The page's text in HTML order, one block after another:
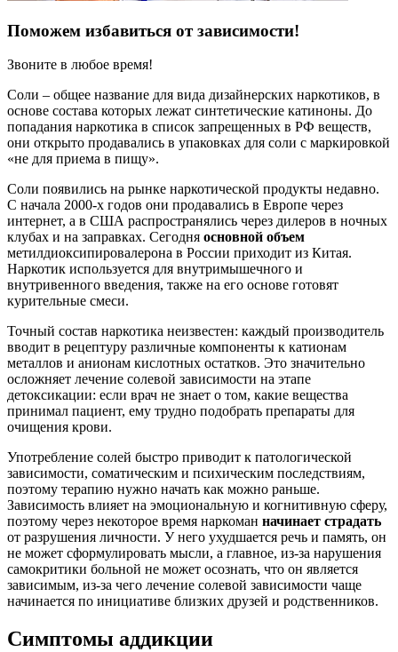
Поможем избавиться от зависимости!
Звоните в любое время!
Соли – общее название для вида дизайнерских наркотиков, в
основе состава которых лежат синтетические катиноны. До
попадания наркотика в список запрещенных в РФ веществ,
они открыто продавались в упаковках для соли с маркировкой
«не для приема в пищу».
Соли появились на рынке наркотической продукты недавно.
С начала 2000-х годов они продавались в Европе через
интернет, а в США распространялись через дилеров в ночных
клубах и на заправках. Сегодня основной объем
метилдиоксипировалерона в России приходит из Китая.
Наркотик используется для внутримышечного и
внутривенного введения, также на его основе готовят
курительные смеси.
Точный состав наркотика неизвестен: каждый производитель
вводит в рецептуру различные компоненты к катионам
металлов и анионам кислотных остатков. Это значительно
осложняет лечение солевой зависимости на этапе
детоксикации: если врач не знает о том, какие вещества
принимал пациент, ему трудно подобрать препараты для
очищения крови.
Употребление солей быстро приводит к патологической
зависимости, соматическим и психическим последствиям,
поэтому терапию нужно начать как можно раньше.
Зависимость влияет на эмоциональную и когнитивную сферу,
поэтому через некоторое время наркоман начинает страдать
от разрушения личности. У него ухудшается речь и память, он
не может сформулировать мысли, а главное, из-за нарушения
самокритики больной не может осознать, что он является
зависимым, из-за чего лечение солевой зависимости чаще
начинается по инициативе близких друзей и родственников.
Симптомы аддикции